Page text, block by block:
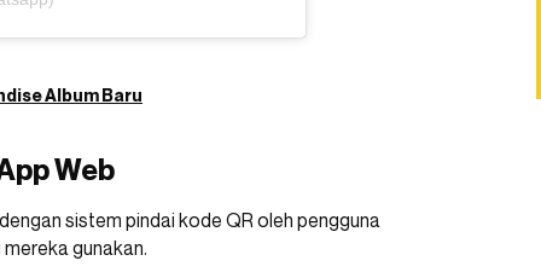
Album Baru
Web
sistem pindai kode QR oleh pengguna
gunakan.